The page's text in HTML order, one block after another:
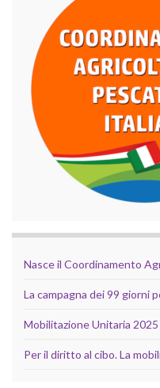
Nasce il Coordinamento
La campagna dei 99 giorni
Mobilitazione Unitaria 2025
Per il diritto al cibo. La